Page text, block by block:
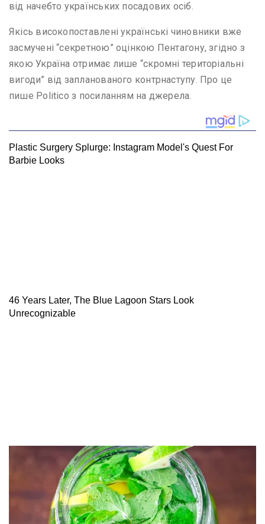
від начебто українських посадових осіб.
Якісь високопоставлені українські чиновники вже
засмучені “секретною” оцінкою Пентагону, згідно з
якою Україна отримає лише “скромні територіальні
вигоди” від запланованого контрнаступу. Про це
пише Politico з посиланням на джерела.